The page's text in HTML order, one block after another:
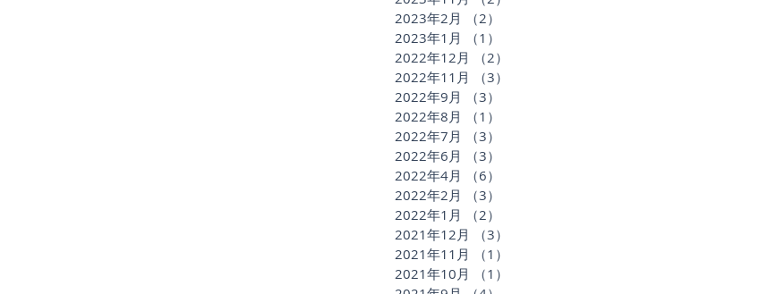
2023年2月
（2）
2023年1月
（1）
2022年12月
（2）
2022年11月
（3）
2022年9月
（3）
2022年8月
（1）
2022年7月
（3）
2022年6月
（3）
2022年4月
（6）
2022年2月
（3）
2022年1月
（2）
2021年12月
（3）
2021年11月
（1）
2021年10月
（1）